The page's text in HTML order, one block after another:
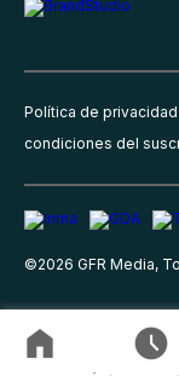
Política de privacidad
condiciones del
©2026 GFR Media,